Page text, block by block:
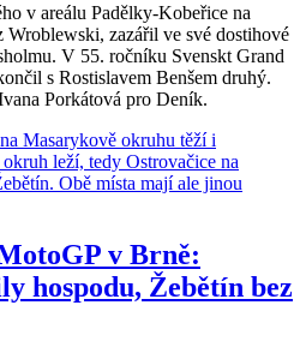
v areálu Padělky-Kobeřice na
zazářil ve své dostihové
V 55. ročníku Svenskt Grand
s Rostislavem Benšem druhý.
Porkátová pro Deník.
v Brně:
hospodu, Žebětín bez